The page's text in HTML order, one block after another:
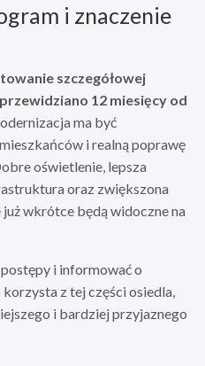
i znaczenie
szczegółowej
12 miesięcy od
ma być
i realną poprawę
oświetlenie, lepsza
oraz zwiększona
wkrótce będą widoczne na
i informować o
z tej części osiedla,
i bardziej przyjaznego